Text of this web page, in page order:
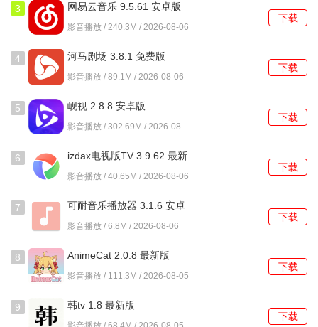
3 网易云音乐 9.5.61 安卓版
影音播放 / 240.3M / 2026-08-06
下载
4 河马剧场 3.8.1 免费版
影音播放 / 89.1M / 2026-08-06
下载
5 岘视 2.8.8 安卓版
影音播放 / 302.69M / 2026-08-
下载
6
izdax电视版TV 3.9.62 最新
版
影音播放 / 40.65M / 2026-08-06
下载
7
可耐音乐播放器 3.1.6 安卓
版
影音播放 / 6.8M / 2026-08-06
下载
8 AnimeCat 2.0.8 最新版
影音播放 / 111.3M / 2026-08-05
下载
9 韩tv 1.8 最新版
下载